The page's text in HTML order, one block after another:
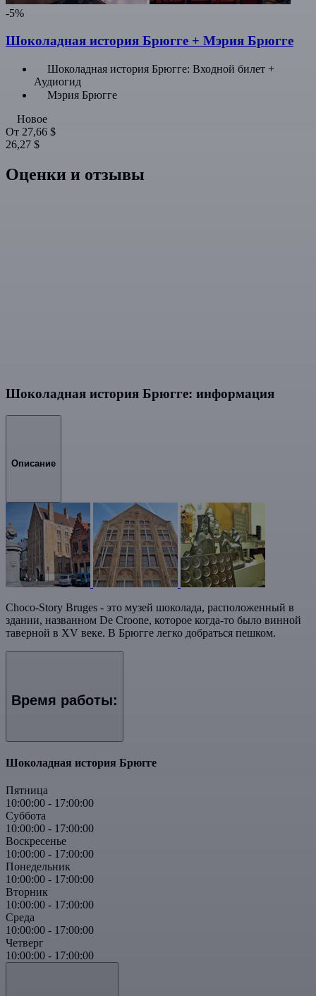
-5%
Шоколадная история Брюгге + Мэрия Брюгге
Шоколадная история Брюгге: Входной билет +
Аудиогид
Мэрия Брюгге
Новое
От 27,66 $
26,27 $
Оценки и отзывы
Шоколадная история Брюгге: информация
Описание
Choco-Story Bruges - это музей шоколада, расположенный в
здании, названном De Croone, которое когда-то было винной
таверной в XV веке. В Брюгге легко добраться пешком.
Время работы:
Шоколадная история Брюгге
Пятница
10:00:00 - 17:00:00
Суббота
10:00:00 - 17:00:00
Воскресенье
10:00:00 - 17:00:00
Понедельник
10:00:00 - 17:00:00
Вторник
10:00:00 - 17:00:00
Среда
10:00:00 - 17:00:00
Четверг
10:00:00 - 17:00:00